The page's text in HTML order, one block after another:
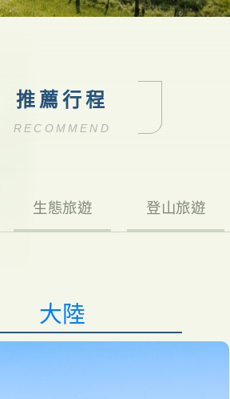
推薦行程
RECOMMEND
生態旅遊 登山旅遊
大陸